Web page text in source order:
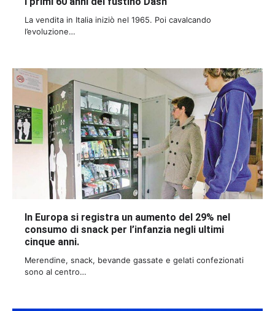
La vendita in Italia iniziò nel 1965. Poi cavalcando
l’evoluzione…
In Europa si registra un aumento del 29% nel
consumo di snack per l’infanzia negli ultimi
cinque anni.
Merendine, snack, bevande gassate e gelati confezionati
sono al centro…